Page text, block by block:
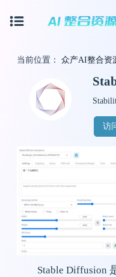
当前位置： 众产AI整合资
访
Stable Diffusion